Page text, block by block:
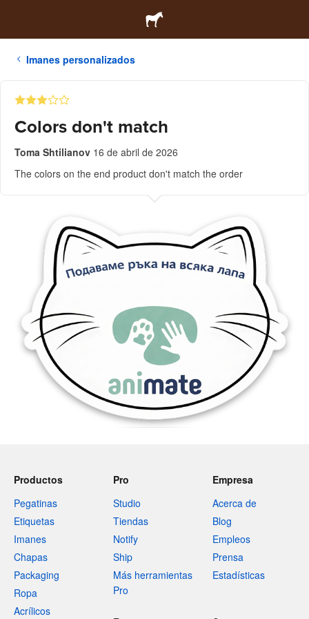
Imanes personalizados
Colors don't match
Toma Shtilianov 16 de abril de 2026
The colors on the end product don't match the order
Productos
Pegatinas
Etiquetas
Imanes
Chapas
Packaging
Ropa
Acrílicos
Pro
Studio
Tiendas
Notify
Ship
Más herramientas
Pro
Empresa
Acerca de
Blog
Empleos
Prensa
Estadísticas